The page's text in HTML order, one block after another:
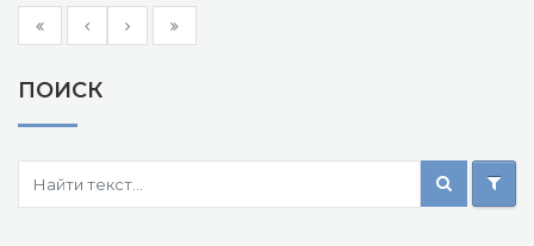
ПОИСК